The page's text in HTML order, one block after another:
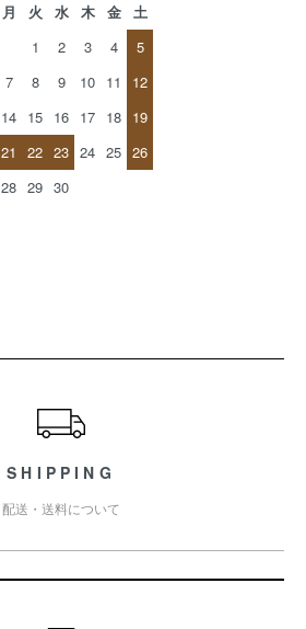
月 火 水 木 金
土
1
2 3 4
5
7 8 9 10 11
12
14 15 16 17 18 19
21 22 23 24 25 26
28 29 30
SHIPPING
配送・送料について